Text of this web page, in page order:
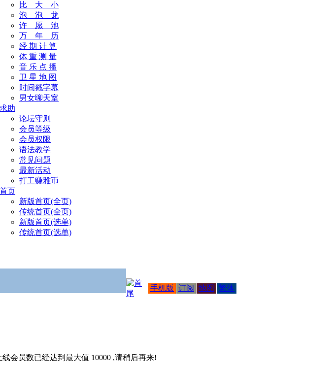
比 大 小
泡 泡 龙
许 愿 池
万 年 历
经 期 计 算
体 重 测 量
音 乐 点 播
卫 星 地 图
时间戳字幕
男女聊天室
求助
论坛守则
会员等级
会员权限
语法教学
常见问题
最新活动
打工赚雅币
首页
新版首页(全页)
传统首页(全页)
新版首页(选单)
传统首页(选单)
手机版 订阅 地图 繁体
会员数已经达到最大值 10000 ,请稍后再来!